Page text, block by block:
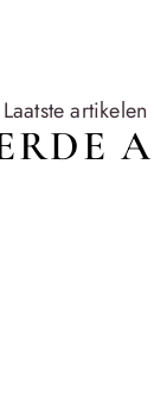
Laatste artikelen